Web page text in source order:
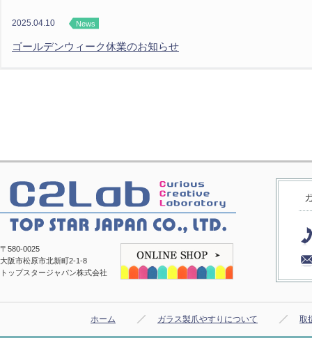
2025.04.10 News
ゴールデンウィーク休業のお知らせ
〒580-0025
大阪市松原市北新町2-1-8
トップスタージャパン株式会社
ホーム ガラス製爪やすりについて 取